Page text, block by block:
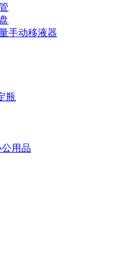
手动移液器
瓶
用品